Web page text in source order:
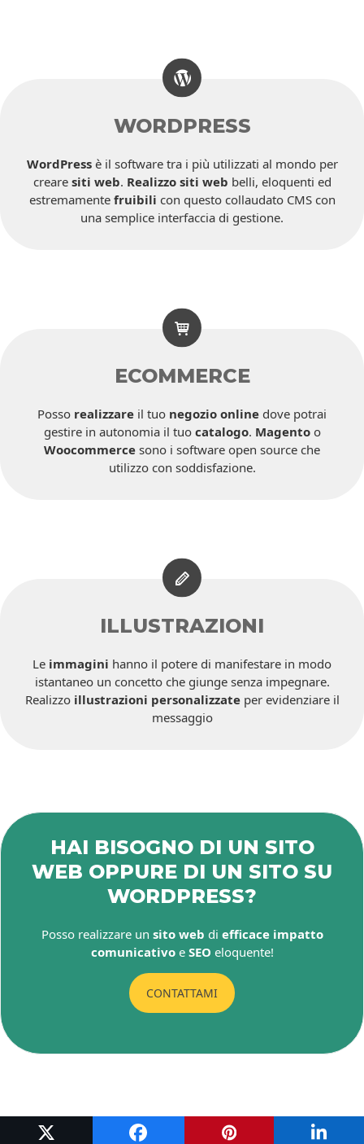
WORDPRESS
WordPressè il software tra i più utilizzati al mondo per
creare siti web. Realizzo siti web belli, eloquenti ed
estremamente fruibili con questo collaudato CMS con
una semplice interfaccia di gestione.
ECOMMERCE
Posso realizzare il tuo negozio online dove potrai
gestire in autonomia il tuo catalogo. Magentoo
Woocommerce sono i software open source che
utilizzo con soddisfazione.
ILLUSTRAZIONI
Le immagini hanno il potere di manifestare in modo
istantaneo un concetto che giunge senza impegnare.
Realizzo illustrazioni personalizzateper evidenziare il
messaggio
HAI BISOGNO DI UN SITO
WEB OPPURE DI UN SITO SU
WORDPRESS?
Posso realizzare un sito web di efficace impatto
comunicativoe SEO eloquente!
CONTATTAMI